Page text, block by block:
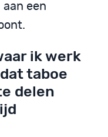
een
ik werk
taboe
delen